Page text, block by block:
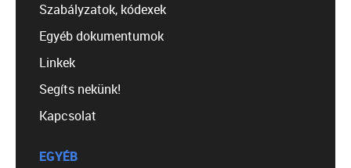
Szabályzatok, kódexek
Egyéb dokumentumok
Linkek
Segíts nekünk!
Kapcsolat
EGYÉB